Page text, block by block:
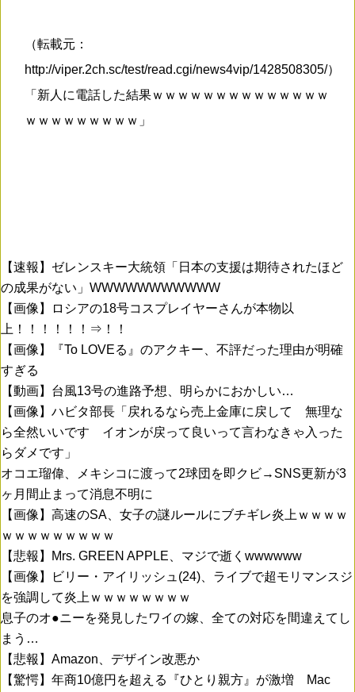
（転載元：
http://viper.2ch.sc/test/read.cgi/news4vip/1428508305/）
「新人に電話した結果ｗｗｗｗｗｗｗｗｗｗｗｗｗｗ
ｗｗｗｗｗｗｗｗｗ」
【速報】ゼレンスキー大統領「日本の支援は期待されたほど
の成果がない」WWWWWWWWWWW
【画像】ロシアの18号コスプレイヤーさんが本物以
上！！！！！！⇒！！
【画像】『To LOVEる』のアクキー、不評だった理由が明確
すぎる
【動画】台風13号の進路予想、明らかにおかしい…
【画像】ハビタ部長「戻れるなら売上金庫に戻して 無理な
ら全然いいです イオンが戻って良いって言わなきゃ入った
らダメです」
オコエ瑠偉、メキシコに渡って2球団を即クビ→SNS更新が3
ヶ月間止まって消息不明に
【画像】高速のSA、女子の謎ルールにブチギレ炎上ｗｗｗｗ
ｗｗｗｗｗｗｗｗｗ
【悲報】Mrs. GREEN APPLE、マジで逝くwwwwww
【画像】ビリー・アイリッシュ(24)、ライブで超モリマンスジ
を強調して炎上ｗｗｗｗｗｗｗｗ
息子のオ●ニーを発見したワイの嫁、全ての対応を間違えてし
まう…
【悲報】Amazon、デザイン改悪か
【驚愕】年商10億円を超える『ひとり親方』が激増 Mac